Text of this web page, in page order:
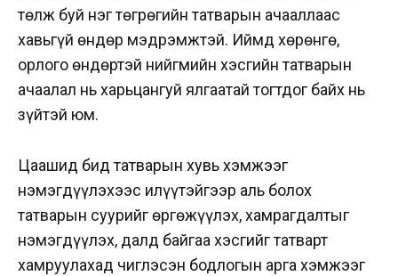
төлж буй нэг төгрөгийн татварын ачааллаас
хавьгүй өндөр мэдрэмжтэй. Иймд хөрөнгө,
орлого өндөртэй нийгмийн хэсгийн татварын
ачаалал нь харьцангуй ялгаатай тогтдог байх нь
зүйтэй юм.
Цаашид бид татварын хувь хэмжээг
нэмэгдүүлэхээс илүүтэйгээр аль болох
татварын суурийг өргөжүүлэх, хамрагдалтыг
нэмэгдүүлэх, далд байгаа хэсгийг татварт
хамруулахад чиглэсэн бодлогын арга хэмжээг